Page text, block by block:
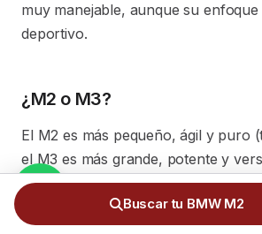
muy manejable, aunque su
deportivo.
¿M2 o M3?
El M2 es más pequeño, ágil y puro
el M3 es más grande, potente y
si priorizas agilidad o prestaciones y
Buscar tu BMW M2